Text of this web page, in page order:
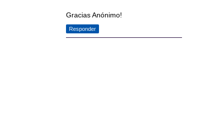
Gracias Anónimo!
Responder